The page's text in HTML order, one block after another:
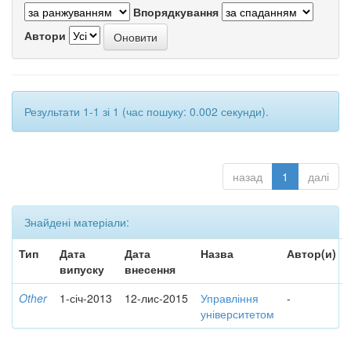
Впорядкування
Автори
Результати 1-1 зі 1 (час пошуку: 0.002 секунди).
назад 1 далі
Знайдені матеріали:
Тип
Дата
випуску
Дата
внесення
Назва Автор(и)
Other 1-січ-2013 12-лис-2015
Управління
університетом
-